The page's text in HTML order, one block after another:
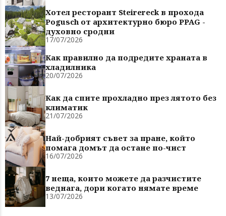
Хотел ресторант Steirereck в прохода
Pogusch от архитектурно бюро PPAG -
духовно сродни
17/07/2026
Как правилно да подредите храната в
хладилника
20/07/2026
Как да спите прохладно през лятото без
климатик
21/07/2026
Най-добрият съвет за пране, който
помага домът да остане по-чист
16/07/2026
7 неща, които можете да разчистите
веднага, дори когато нямате време
13/07/2026